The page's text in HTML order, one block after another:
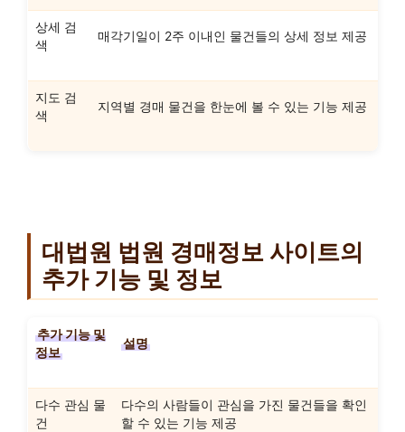
상세 검
색
매각기일이 2주 이내인 물건들의 상세 정보 제공
지도 검
색
지역별 경매 물건을 한눈에 볼 수 있는 기능 제공
대법원 법원 경매정보 사이트의
추가 기능 및 정보
추가 기능 및
정보
설명
다수 관심 물
건
다수의 사람들이 관심을 가진 물건들을 확인
할 수 있는 기능 제공